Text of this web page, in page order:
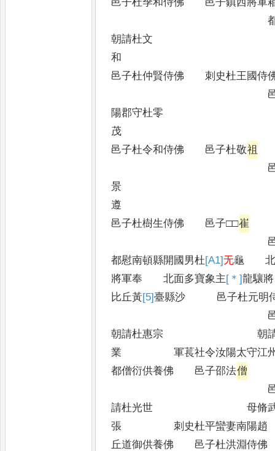
都維那殿中
朝請杜文
邑子杜仲賢侍佛 刺史杜王國侍
邑中正寧朔
陽郡守杜零
邑子杜令和侍佛 邑子杜敬祖
邑中正伏波
景
邑子杜樹生侍佛 邑子□□崔
邑子寧朔將
都慰南頓縣開國男杜[A1]无龜 北
將軍奉 北面多寶象主[＊]龍
比丘黃[5]臺縣沙 邑子杜元明
邑
朝請杜惠宗 朝請郡
業 軍萇社令汝陽太
都僧衍供養佛 邑子邵法僧
邑子討寇將
請杜光世 母脩武張
張 刺史杜平蠻妻
丘道御供養佛 邑子杜洪淵侍佛